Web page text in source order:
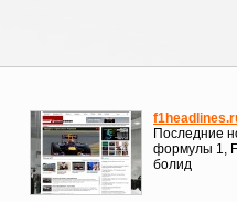
Последние
формулы 1,
болид